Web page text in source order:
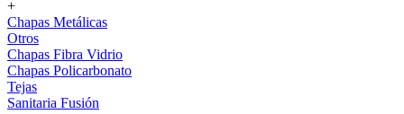
+
Chapas Metálicas
Otros
Chapas Fibra Vidrio
Chapas Policarbonato
Tejas
Sanitaria Fusión